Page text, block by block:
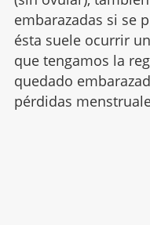
embarazadas si se
ésta suele ocurrir
que tengamos la
quedado
pérdidas